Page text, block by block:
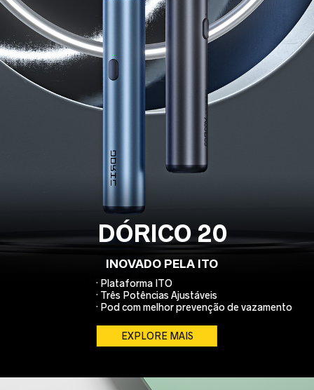
DÓRICO 20
INOVADO PELA ITO
· Plataforma ITO
· Três Potências Ajustáveis
· Pod com melhor prevenção de vazamento
EXPLORE MAIS